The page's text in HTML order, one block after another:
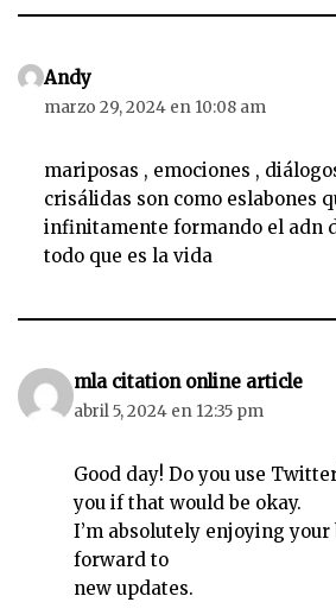
Andy
marzo 29, 2024 en 10:08 am
mariposas , emociones ,
crisálidas son como eslabones
infinitamente formando el adn
todo que es la vida
mla citation online article
abril 5, 2024 en 12:35 pm
Good day! Do you use
you if that would be okay.
I’m absolutely enjoying
forward to
new updates.